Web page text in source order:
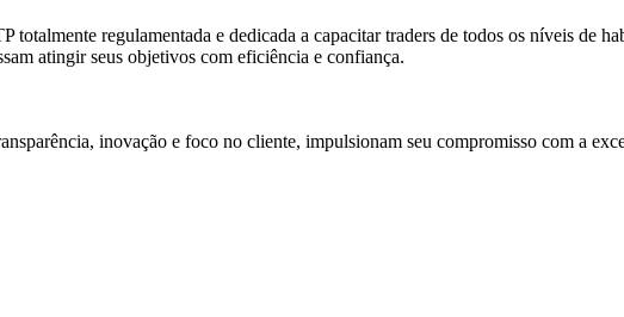
totalmente regulamentada e dedicada a capacitar traders de todos os níveis de
atingir seus objetivos com eficiência e confiança.
inovação e foco no cliente, impulsionam seu compromisso com a